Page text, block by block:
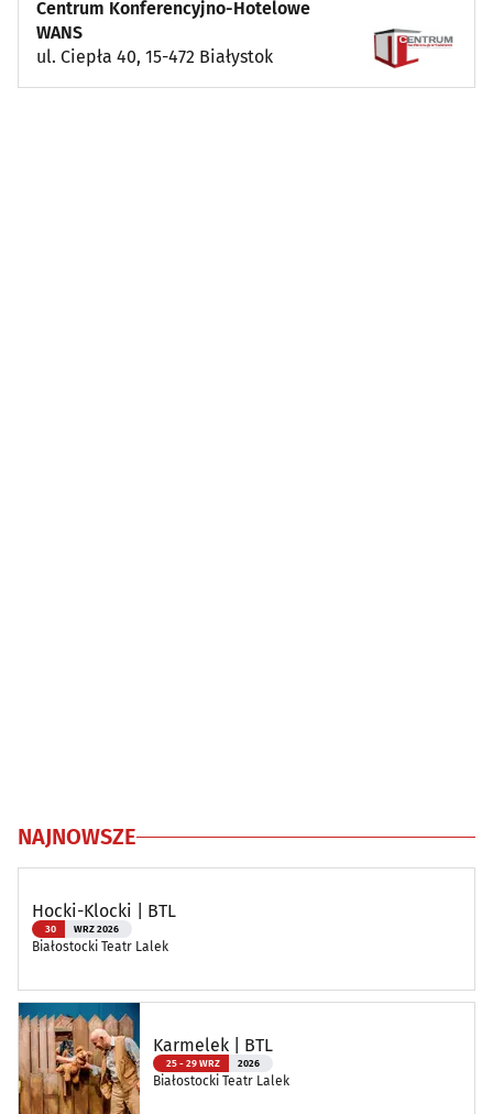
Centrum Konferencyjno-Hotelowe
WANS
ul. Ciepła 40, 15-472 Białystok
NAJNOWSZE
Hocki-Klocki | BTL
30 WRZ 2026
Białostocki Teatr Lalek
Karmelek | BTL
25 - 29 WRZ 2026
Białostocki Teatr Lalek